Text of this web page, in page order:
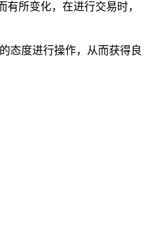
所变化，在进行交易时，
态度进行操作，从而获得良